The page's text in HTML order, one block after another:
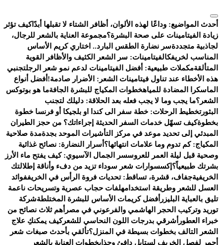
أحدث المواضيع: وداعًا لهذه الألوان، أظافر الشتاء لا تقبلها أبدًاكيف تؤثر
زيادة الفيتامينات على صحة البشرة؟مجموعة العناية بالشعر للرجال،
لجاذبية متجددةسر نضارة الطقس البارد.. اختاري كريم الأساس
المناسب لخريفكالفيتامينات: سر الشعر الكثيف والأظافر القوية
المتألقةمكملات طبيعية: أفضل الفيتامينات لدعم نمو شعر الرجلتجنبي
هذه الأخطاء عند تناول فيتامينات الشعر: الأضرار صادمة! أفضل أنواع
الماسكرا المضادة للمياهخطوات المكياج للبشرة الجافةما هو بوتوكس
الشعر؟ما يجب وما لا يجب فعله بعد الحلاقة: دليلك لتجنب
البثورتخطيط الرحلات: خطة سفر الى كندا او بلجيكا أو فرنسا خطوة
بخطوةكيف تسهّل خدمات السفر الحديثة إجراءاتك؟ من حجز الطيران
المبدئي إلى تحديد موعد في مركز التأشيرات الموحد بجدةمدة صلاحية
المكياج: كم تدوم وما علامات انتهائها؟ أسرار النضارة: نصائح غذائية
وصحية قبل ليلة العمر للعروسسر الجمال الآسيوي: كيف يفتح ماء الأرز
بشرتك طبيعياً؟ إكسسوارات شعر سوداء تزيد من دفء وأناقة إطلالتك
الخريفيةجفاف، قشرة، تساقط: تحديات فروة الرأس في الخريففوائد
العسل للشعر وطريقة استخدامهلفات حجاب عصرية وتسريحات ناعمة
تليق بالعباية البليزر أفضل كريمات الأساس للبشرة المختلطةشركة
توريد وتركيب الحجر الهاشمي والفرعوني في مصر أهم ثلاث نصائح من
خبراء العطور أشرقي بدرجات اللون النحاسي للشعركيف يمكنكِ علاج
الشعر التالف بخطوات بسيطة في المنزل؟تألقي بأحدث صبغات شعر
أحمر لفصل الخريف لستايل دافئ وجذابخطوات العناية بالشعر